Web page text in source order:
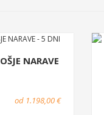
NARAVE
od 1.198,00 €